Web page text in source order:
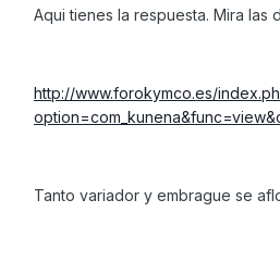
Aqui tienes la respuesta. Mira
http://www.forokymco.es/
Tanto variador y embrague se